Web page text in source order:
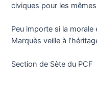
civiques pour les
Peu importe si la
Marquès veille à
Section de Sète du PCF